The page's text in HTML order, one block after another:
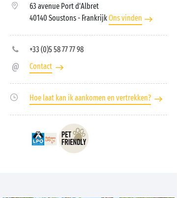
63 avenue Port d'Albret
40140 Soustons- FrankrijkOns vinden
+33 (0)5 58 77 77 98
Contact
Hoe laat kan ik aankomen en vertrekken?